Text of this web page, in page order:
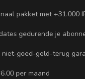
pakket met +31.000
gedurende je
niet-goed-geld-terug
per maand